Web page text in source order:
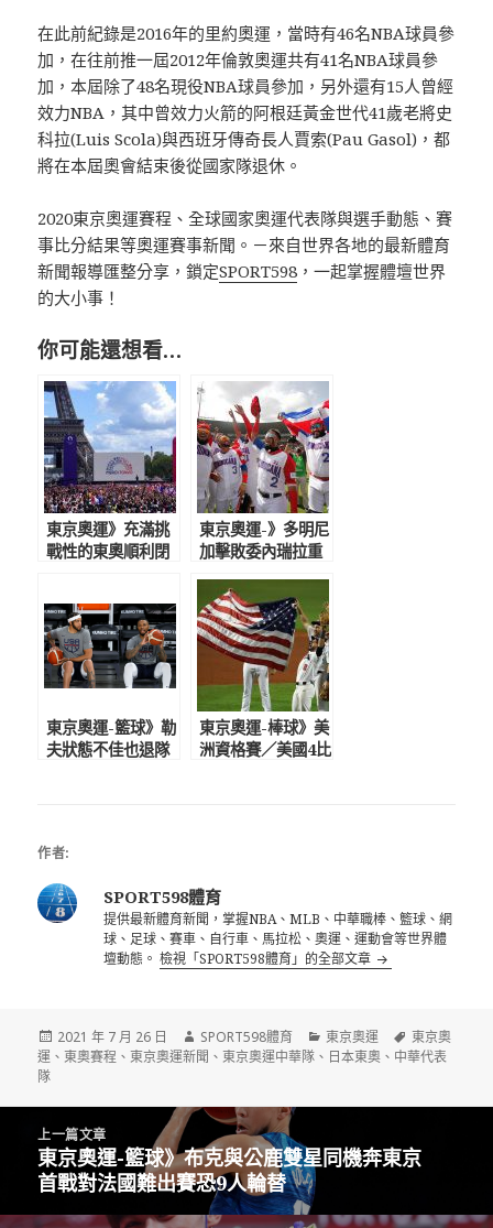
在此前紀錄是2016年的里約奧運，當時有46名NBA球員參
加，在往前推一屆2012年倫敦奧運共有41名NBA球員參
加，本屆除了48名現役NBA球員參加，另外還有15人曾經
效力NBA，其中曾效力火箭的阿根廷黃金世代41歲老將史
科拉(Luis Scola)與西班牙傳奇長人賈索(Pau Gasol)，都
將在本屆奧會結束後從國家隊退休。
2020東京奧運賽程、全球國家奧運代表隊與選手動態、賽
事比分結果等奧運賽事新聞。－來自世界各地的最新體育
新聞報導匯整分享，鎖定SPORT598 ，一起掌握體壇世界
的大小事！
你可能還想看…
東京奧運》充滿挑
戰性的東奧順利閉
東京奧運-》多明尼
加擊敗委內瑞拉重
是1992年巴賽隆納
奧運
東京奧運-籃球》勒
夫狀態不佳也退隊
東京奧運-棒球》美
洲資格賽／美國4比
作者:
SPORT598體育
提供最新體育新聞，掌握NBA、MLB、中華職棒、籃球、網
球、足球、賽車、自行車、馬拉松、奧運、運動會等世界體
壇動態。檢視「SPORT598體育」的全部文章
發
佈
2021 年 7 月 26 日
作
者
SPORT598體育
分
類
東京奧運
標
籤
東京奧
運 、東奧賽程 、東京奧運新聞 、東京奧運中華隊 、 日本東奧 、 中華代表
隊
上一篇文章
上
一
篇
東京奧運-籃球》布克與公鹿雙星同機奔東京
首戰對法國難出賽恐9人輪替